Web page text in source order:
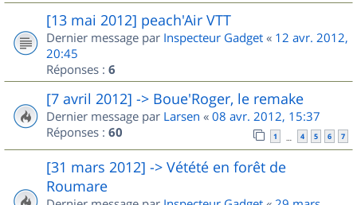
[13 mai 2012] peach'Air VTT
Dernier message par Inspecteur Gadget « 12 avr. 2012,
20:45
Réponses : 6
[7 avril 2012] -> Boue'Roger, le remake
Dernier message par Larsen « 08 avr. 2012, 15:37
Réponses : 60 1 … 4 5 6 7
[31 mars 2012] -> Vétété en forêt de
Roumare